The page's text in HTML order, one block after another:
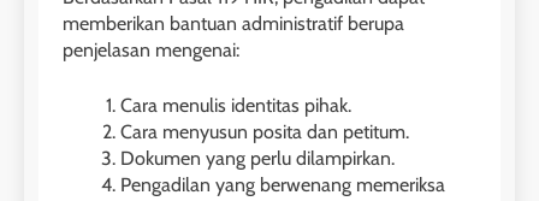
memberikan bantuan administratif berupa
penjelasan mengenai:
Cara menulis identitas pihak.
Cara menyusun posita dan petitum.
Dokumen yang perlu dilampirkan.
Pengadilan yang berwenang memeriksa